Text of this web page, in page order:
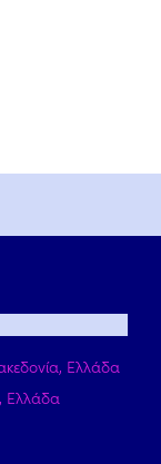
Ελλάδα
Ελλάδα